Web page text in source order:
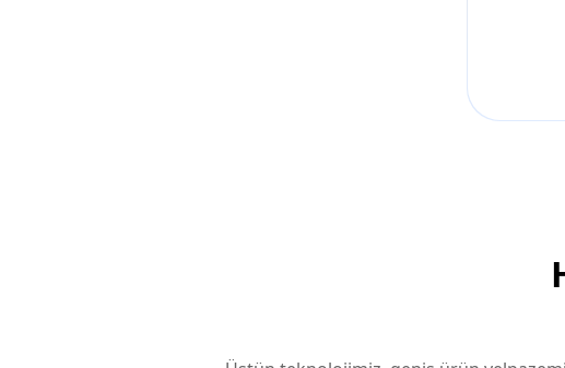
ülkeye yaptığımız satışlarla